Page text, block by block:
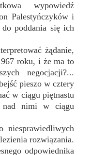
wypowiedź
Palestyńczyków i
poddania się ich
żądanie,
roku, i że ma to
negocjacji?...
pieszo w cztery
w ciągu piętnastu
nad nimi w ciągu
rozwiązania.
odpowiednika